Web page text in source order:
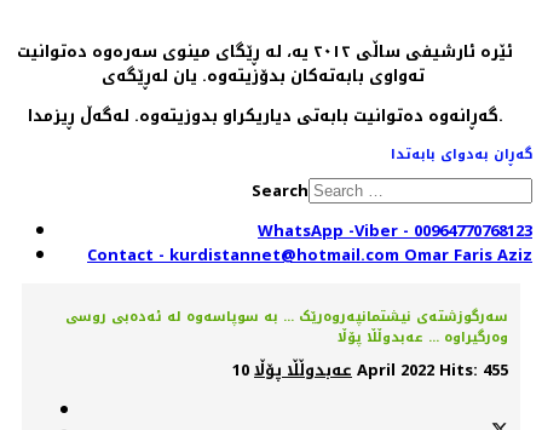
ئێرە ئارشیفی ساڵی ٢٠١٢ یە، لە ڕێگای مینوی سەرەوە دەتوانیت
تەواوی بابەتەکان بدۆزیتەوە. یان لەڕێگەی
گەڕانەوە دەتوانیت بابەتی دیاریکراو بدوزیتەوە. لەگەڵ ڕیزمدا.
گەڕان بەدوای بابەتدا
Search
WhatsApp -Viber - 00964770768123
Contact - kurdistannet@hotmail.com Omar Faris Aziz
سەرگوزشتەی نیشتمانپەروەرێک ... بە سوپاسەوە لە ئەدەبی روسی
وەرگیراوە ... عەبدوڵڵا پۆڵا
عەبدوڵڵا پۆڵا10 April 2022 Hits: 455